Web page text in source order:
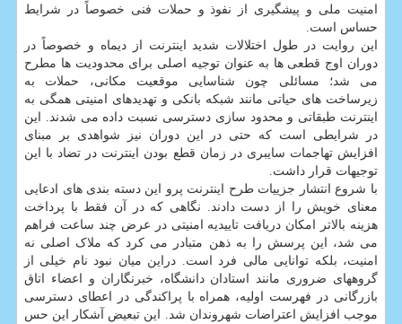
امنیت ملی و پیشگیری از نفوذ و حملات فنی خصوصاً در شرایط
حساس است.
این روایت در طول اختلالات شدید اینترنت از دیماه و خصوصاً در
دوران اوج قطعی ها به عنوان توجیه اصلی برای محدودیت ها مطرح
می شد؛ مسائلی چون شناسایی موقعیت مکانی، حملات به
زیرساخت های حیاتی مانند شبکه بانکی و تهدیدهای امنیتی همگی به
اینترنت طبقاتی و محدود سازی دسترسی نسبت داده می شدند. این
در شرایطی است که حتی در این دوران نیز شواهدی بر مبنای
افزایش تهاجمات سایبری در زمان قطع بودن اینترنت در تضاد با این
توجیهات قرار داشت.
با شروع انتشار جزییات طرح اینترنت پرو این دسته بندی های ادعایی
معنای خویش را از دست دادند. نگاهی که در آن فقط با پرداخت
هزینه بالاتر امکان دریافت تاییدیه امنیتی در عرض چند ساعت فراهم
می شد، این پرسش را به ذهن متبادر می کرد که ملاک اصلی نه
امنیت، بلکه توانایی مالی فرد است. دراین میان نبود نام خیلی از
گروههای ضروری مانند استادان دانشگاه، خبرنگاران و اعضاء اتاق
بازرگانی در فهرست اولیه، همراه با پراکندگی در اعطای دسترسی
موجب افزایش اعتراضات شهروندان شد. این تبعیض آشکار این حس